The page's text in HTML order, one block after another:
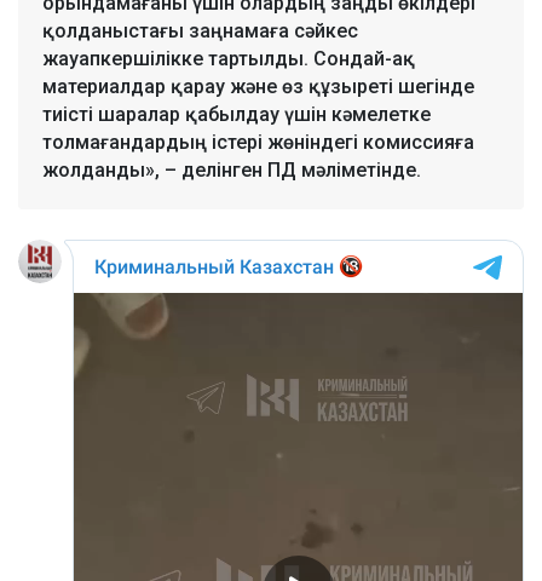
қолданыстағы заңнамаға сәйкес
жауапкершілікке тартылды. Сондай-ақ
материалдар қарау және өз құзыреті шегінде
тиісті шаралар қабылдау үшін кәмелетке
толмағандардың істері жөніндегі комиссияға
жолданды», – делінген ПД мәліметінде.